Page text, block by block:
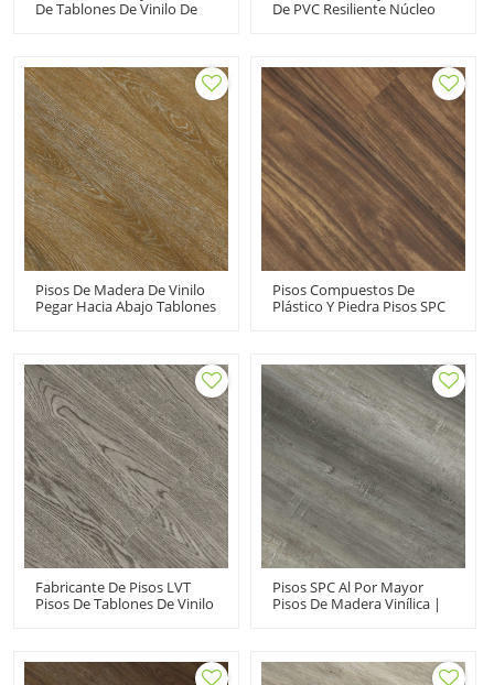
De Tablones De Vinilo De
Costo Resistente Asequible
HIF 20480
De PVC Resiliente Núcleo
Fácil De Limpiar Bajo
Mantenimiento Libre De
VOC RTS 20807
Pisos De Madera De Vinilo
Pegar Hacia Abajo Tablones
Apartamentos Residencial
Asequible Resistente A La
Decoloración HIF 20482
Pisos Compuestos De
Plástico Y Piedra Pisos SPC
Kitchen HIF 1742
Fabricante De Pisos LVT
Pisos De Tablones De Vinilo
HIF 20489
Pisos SPC Al Por Mayor
Pisos De Madera Vinílica |
Minimiza El Sonido RTS